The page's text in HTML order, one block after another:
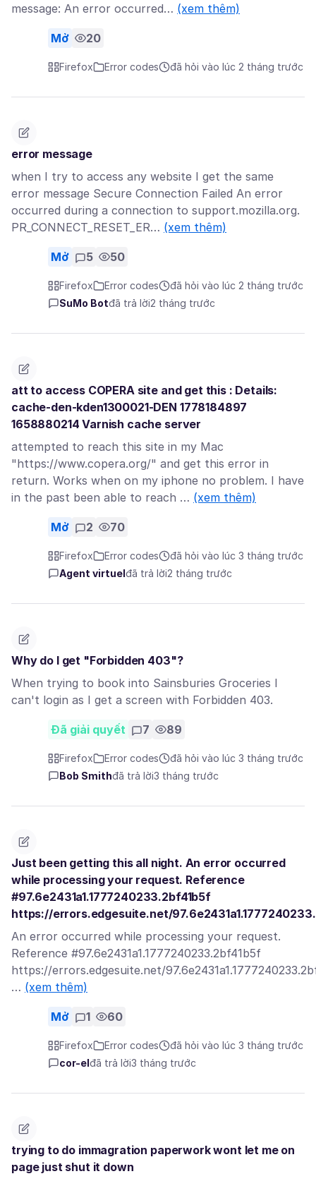
message: An error occurred… (xem thêm)
Mở 20
Firefox Error codes đã hỏi vào lúc 2 tháng trước
error message
when I try to access any website I get the same
error message Secure Connection Failed An error
occurred during a connection to support.mozilla.org.
PR_CONNECT_RESET_ER… (xem thêm)
Mở 5 50
Firefox Error codes
đã hỏi vào lúc 2 tháng trước
SuMo Botđã trả lời2 tháng trước
att to access COPERA site and get this : Details:
cache-den-kden1300021-DEN 1778184897
1658880214 Varnish cache server
attempted to reach this site in my Mac
"https://www.copera.org/" and get this error in
return. Works when on my iphone no problem. I have
in the past been able to reach … (xem thêm)
Mở 2 70
Firefox Error codes
đã hỏi vào lúc 3 tháng trước
Agent virtuel đã trả lời2 tháng trước
Why do I get "Forbidden 403"?
When trying to book into Sainsburies Groceries I
can't login as I get a screen with Forbidden 403.
Đã giải quyết 7 89
Firefox Error codes
đã hỏi vào lúc 3 tháng trước
Bob Smithđã trả lời3 tháng trước
Just been getting this all night. An error occurred
while processing your request. Reference
#97.6e2431a1.1777240233.2bf41b5f
https://errors.edgesuite.net/
An error occurred while processing your request.
Reference #97.6e2431a1.1777240233.2bf41b5f
https://errors.edgesuite.net/
… (xem thêm)
Mở 1 60
Firefox Error codes
đã hỏi vào lúc 3 tháng trước
cor-el đã trả lời3 tháng trước
trying to do immagration paperwork wont let me on
page just shut it down